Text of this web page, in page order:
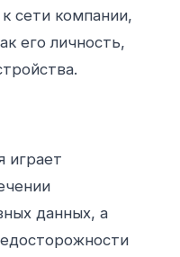
сети компании,
его личность,
играет
данных, а